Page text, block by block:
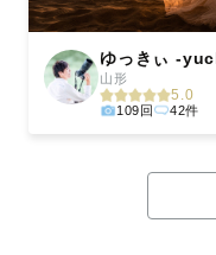
ゆっきぃ -
山形
5.0
109回 42件